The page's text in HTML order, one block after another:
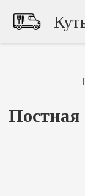
Постная